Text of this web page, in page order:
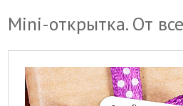
Mini-открытка. От